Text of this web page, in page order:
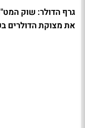
גרף הדולר: שוק
את מצוקת הדולרים